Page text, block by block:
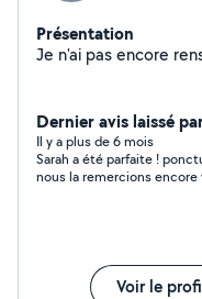
Présentation
Dernier avis laissé
Il y a plus de 6 mois
Sarah a été parfaite !
nous la remercions
Voir le